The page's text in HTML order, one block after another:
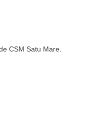
CSM Satu Mare.